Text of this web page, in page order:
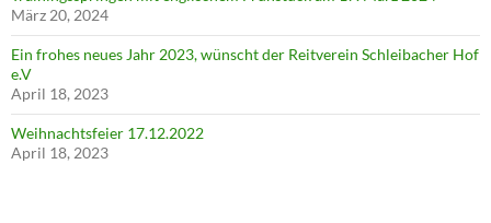
März 20, 2024
Ein frohes neues Jahr 2023, wünscht der Reitverein Schleibacher Hof
e.V
April 18, 2023
Weihnachtsfeier 17.12.2022
April 18, 2023